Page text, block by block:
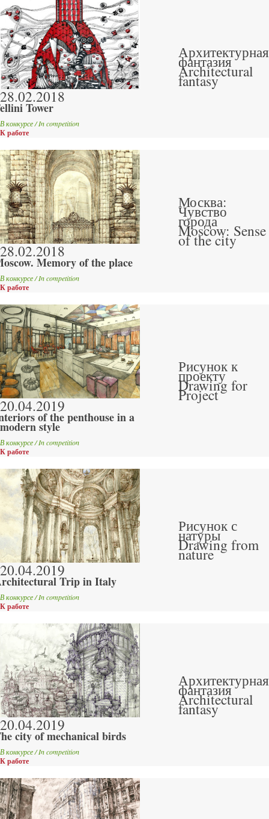
28.02.2018
Tower
В конкурсе / In competition
К работе
Архитектурная
фантазия
Architectural
fantasy
28.02.2018
Memory of the place
В конкурсе / In competition
К работе
Москва:
Чувство
города
Moscow: Sense
of the city
20.04.2019
of the penthouse in a
modern style
В конкурсе / In competition
К работе
Рисунок к
проекту
Drawing for
Project
20.04.2019
Trip in Italy
В конкурсе / In competition
К работе
Рисунок с
натуры
Drawing from
nature
20.04.2019
city of mechanical birds
В конкурсе / In competition
К работе
Архитектурная
фантазия
Architectural
fantasy